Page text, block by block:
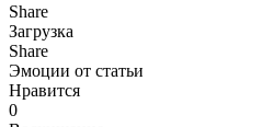
Share
Загрузка
Share
Эмоции от статьи
Нравится
0